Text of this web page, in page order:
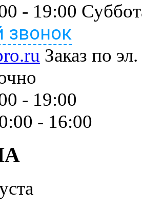
- 19:00
звонок
Заказ по
- 19:00
- 16:00